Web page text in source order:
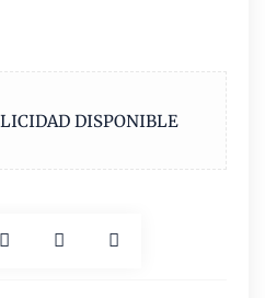
DISPONIBLE